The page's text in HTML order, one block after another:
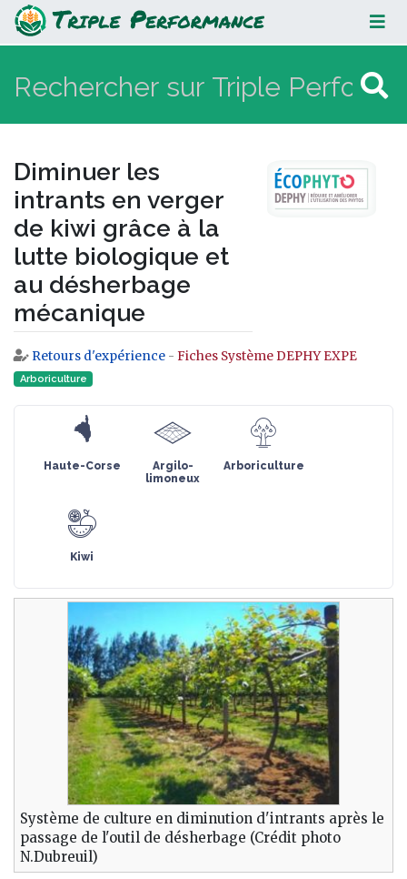
Diminuer les intrants en verger de
kiwi grâce à la lutte biologique et
au désherbage mécanique
Diminuer les
intrants en verger
de kiwi grâce à la
lutte biologique et
au désherbage
mécanique
Aller à :navigation,rechercher
Retours d'expérience - Fiches Système DEPHY EXPE
Arboriculture
Haute-Corse
Argilo-
limoneux
Arboriculture
Kiwi
Système de culture en diminution d'intrants après le
passage de l'outil de désherbage (Crédit photo
N.Dubreuil)